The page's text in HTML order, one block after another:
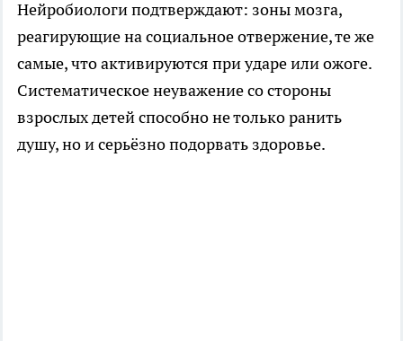
Нейробиологи подтверждают: зоны мозга,
реагирующие на социальное отвержение, те же
самые, что активируются при ударе или ожоге.
Систематическое неуважение со стороны
взрослых детей способно не только ранить
душу, но и серьёзно подорвать здоровье.